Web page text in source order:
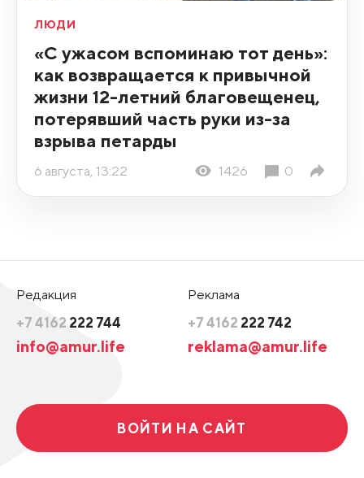
ЛЮДИ
«С ужасом вспоминаю тот день»:
как возвращается к привычной
жизни 12-летний благовещенец,
потерявший часть руки из-за
взрыва петарды
6 августа, 13:22 1426 0
Редакция
+7 4162 222 744
info@amur.life
Реклама
+7 4162 222 742
reklama@amur.life
ВОЙТИ НА САЙТ